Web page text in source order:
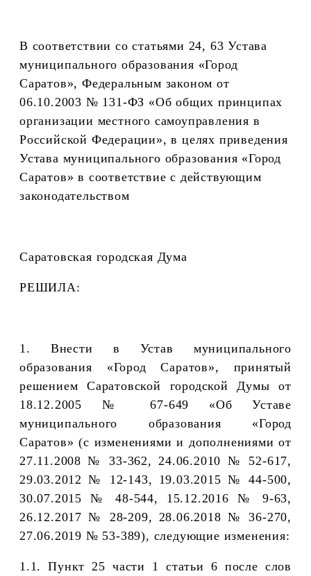
В соответствии со статьями 24, 63 Устава
муниципального образования «Город
Саратов», Федеральным законом от
06.10.2003 № 131-ФЗ «Об общих принципах
организации местного самоуправления в
Российской Федерации», в целях приведения
Устава муниципального образования «Город
Саратов» в соответствие с действующим
законодательством
Саратовская городская Дума
РЕШИЛА:
1. Внести в Устав муниципального
образования «Город Саратов», принятый
решением Саратовской городской Думы от
18.12.2005 № 67-649 «Об Уставе
муниципального образования «Город
Саратов» (с изменениями и дополнениями от
27.11.2008 № 33-362, 24.06.2010 № 52-617,
29.03.2012 № 12-143, 19.03.2015 № 44-500,
30.07.2015 № 48-544, 15.12.2016 № 9-63,
26.12.2017 № 28-209, 28.06.2018 № 36-270,
27.06.2019 № 53-389), следующие изменения:
1.1. Пункт 25 части 1 статьи 6 после слов